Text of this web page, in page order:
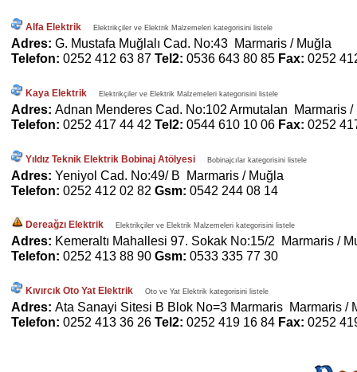
Alfa Elektrik Elektrikçiler ve Elektrik Malzemeleri kategorisini listele
Adres: G. Mustafa Muğlalı Cad. No:43 Marmaris / Muğla
Telefon: 0252 412 63 87 Tel2: 0536 643 80 85 Fax: 0252
Kaya Elektrik Elektrikçiler ve Elektrik Malzemeleri kategorisini listele
Adres: Adnan Menderes Cad. No:102 Armutalan Marmaris /
Telefon: 0252 417 44 42 Tel2: 0544 610 10 06 Fax: 0252
Yıldız Teknik Elektrik Bobinaj Atölyesi Bobinajcılar kategorisini listele
Adres: Yeniyol Cad. No:49/ B Marmaris / Muğla
Telefon: 0252 412 02 82 Gsm: 0542 244 08 14
Dereağzı Elektrik Elektrikçiler ve Elektrik Malzemeleri kategorisini listele
Adres: Kemeraltı Mahallesi 97. Sokak No:15/2 Marmaris /
Telefon: 0252 413 88 90 Gsm: 0533 335 77 30
Kıvırcık Oto Yat Elektrik Oto ve Yat Elektrik kategorisini listele
Adres: Ata Sanayi Sitesi B Blok No=3 Marmaris Marmaris /
Telefon: 0252 413 36 26 Tel2: 0252 419 16 84 Fax: 0252